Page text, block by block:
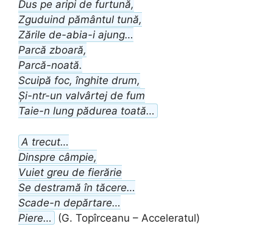
Dus pe aripi de furtună,
Zguduind pământul tună,
Zările de-abia-i ajung…
Parcă zboară,
Parcă-noată.
Scuipă foc, înghite drum,
Și-ntr-un valvârtej de fum
Taie-n lung pădurea toată…
A trecut…
Dinspre câmpie,
Vuiet greu de fierărie
Se destramă în tăcere…
Scade-n depărtare…
Piere…
(G. Topîrceanu – Acceleratul)